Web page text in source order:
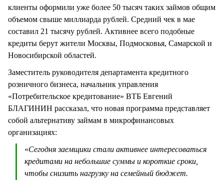
клиенты оформили уже более 50 тысяч таких займов общим
объемом свыше миллиарда рублей. Средний чек в мае
составил 21 тысячу рублей. Активнее всего подобные
кредиты берут жители Москвы, Подмосковья, Самарской и
Новосибирской областей.
Заместитель руководителя департамента кредитного
розничного бизнеса, начальник управления
«Потребительское кредитование» ВТБ Евгений
БЛАГИНИН рассказал, что новая программа представляет
собой альтернативу займам в микрофинансовых
организациях:
«Сегодня заемщики стали активнее интересоваться
кредитами на небольшие суммы и короткие сроки,
чтобы снизить нагрузку на семейный бюджет.